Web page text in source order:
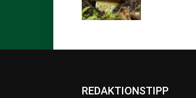
REDAKTIONSTIPP